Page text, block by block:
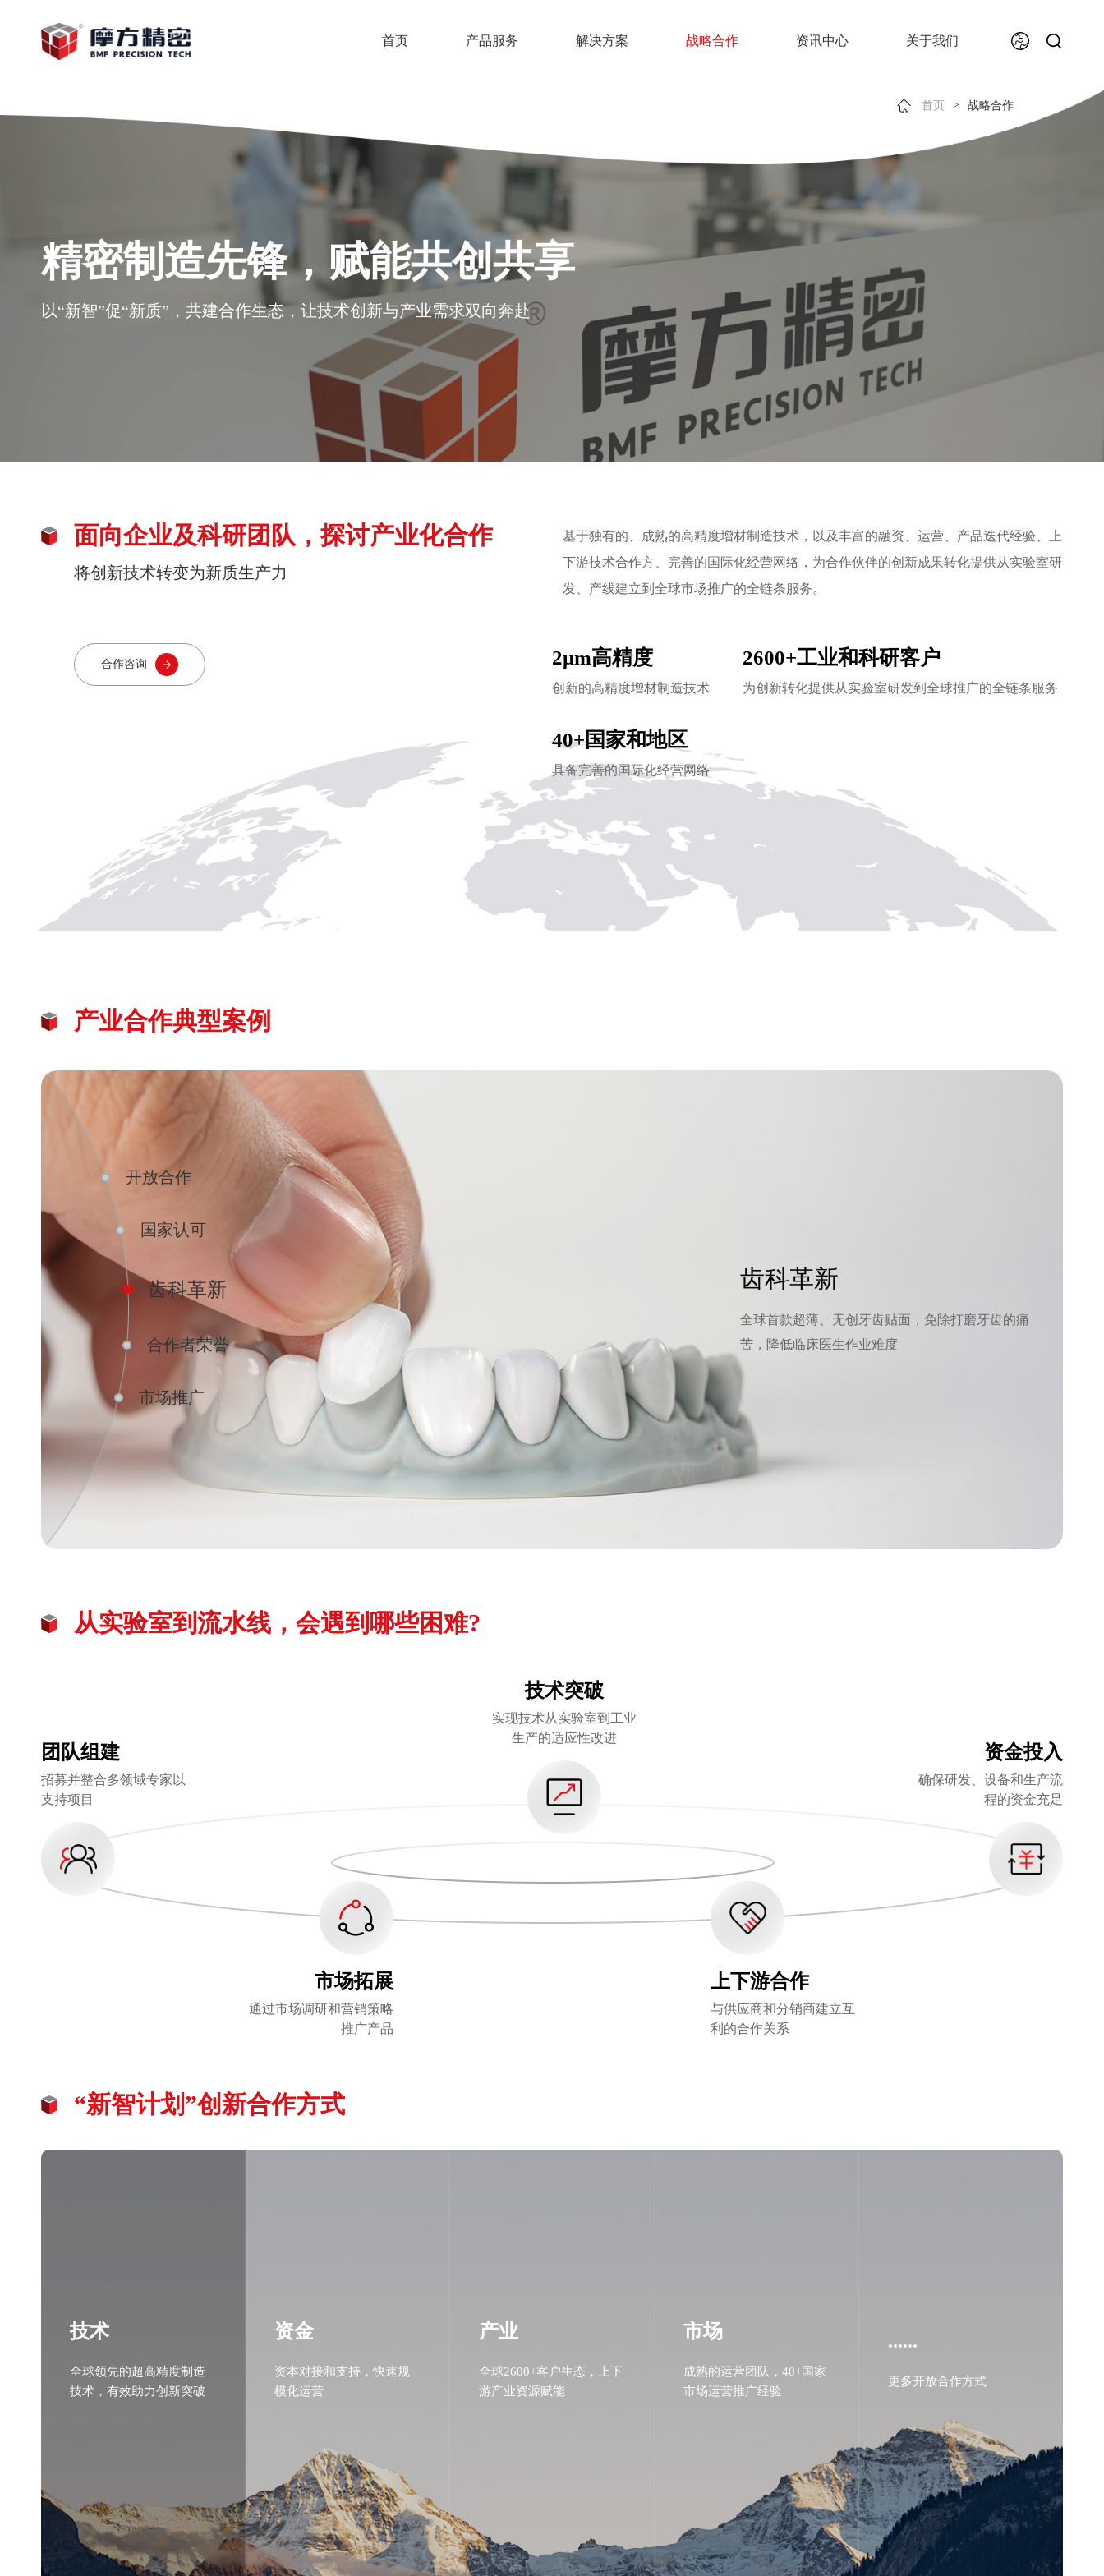
首页 产品服务 解决方案 战略合作 资讯中心 关于我们
首页 > 战略合作
精密制造先锋，赋能共创共享
以“新智”促“新质”，共建合作生态，让技术创新与产业需求双向奔赴
面向企业及科研团队，探讨产业化合作
将创新技术转变为新质生产力
基于独有的、成熟的高精度增材制造技术，以及丰富的融资、运营、产品迭代经验、上
下游技术合作方、完善的国际化经营网络，为合作伙伴的创新成果转化提供从实验室研
发、产线建立到全球市场推广的全链条服务。
合作咨询 2μm高精度
创新的高精度增材制造技术
2600+工业和科研客户
为创新转化提供从实验室研发到全球推广的全链条服务
40+国家和地区
具备完善的国际化经营网络
产业合作典型案例
齿科革新
全球首款超薄、无创牙齿贴面，免除打磨牙齿的痛
苦，降低临床医生作业难度
齿科革新
开放合作
国家认可
合作者荣誉
市场推广
从实验室到流水线，会遇到哪些困难?
技术突破
实现技术从实验室到工业
生产的适应性改进
团队组建
招募并整合多领域专家以
支持项目
资金投入
确保研发、设备和生产流
程的资金充足
市场拓展
通过市场调研和营销策略
推广产品
上下游合作
与供应商和分销商建立互
利的合作关系
“新智计划”创新合作方式
技术
全球领先的超高精度制造
技术，有效助力创新突破
资金
资本对接和支持，快速规
模化运营
产业
全球2600+客户生态，上下
游产业资源赋能
市场
成熟的运营团队，40+国家
市场运营推广经验
......
更多开放合作方式